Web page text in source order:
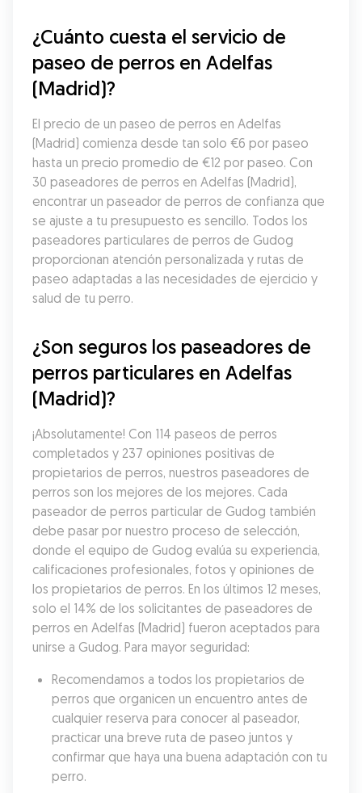
¿Cuánto cuesta el servicio de
paseo de perros en Adelfas
(Madrid)?
El precio de un paseo de perros en Adelfas
(Madrid) comienza desde tan solo €6 por paseo
hasta un precio promedio de €12 por paseo. Con
30 paseadores de perros en Adelfas (Madrid),
encontrar un paseador de perros de confianza que
se ajuste a tu presupuesto es sencillo. Todos los
paseadores particulares de perros de Gudog
proporcionan atención personalizada y rutas de
paseo adaptadas a las necesidades de ejercicio y
salud de tu perro.
¿Son seguros los paseadores de
perros particulares en Adelfas
(Madrid)?
¡Absolutamente! Con 114 paseos de perros
completados y 237 opiniones positivas de
propietarios de perros, nuestros paseadores de
perros son los mejores de los mejores. Cada
paseador de perros particular de Gudog también
debe pasar por nuestro proceso de selección,
donde el equipo de Gudog evalúa su experiencia,
calificaciones profesionales, fotos y opiniones de
los propietarios de perros. En los últimos 12 meses,
solo el 14% de los solicitantes de paseadores de
perros en Adelfas (Madrid) fueron aceptados para
unirse a Gudog. Para mayor seguridad:
Recomendamos a todos los propietarios de
perros que organicen un encuentro antes de
cualquier reserva para conocer al paseador,
practicar una breve ruta de paseo juntos y
confirmar que haya una buena adaptación con tu
perro.